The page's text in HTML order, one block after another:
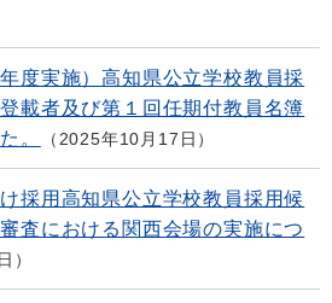
度実施）高知県公立学校教員採
載者及び第１回任期付教員名簿
。
2025年10月17日
採用高知県公立学校教員採用候
査における関西会場の実施につ